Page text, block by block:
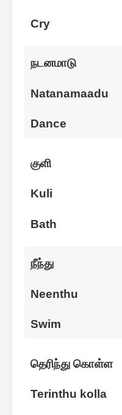
Cry
நடனமாடு
Natanamaadu
Dance
குளி
Kuli
Bath
நீந்து
Neenthu
Swim
தெரிந்து கொள்ள
Terinthu kolla